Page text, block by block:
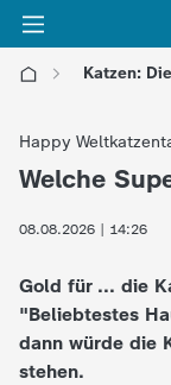
Katzen:
o
g
o
Happy
:
Welche
08.08.2026 | 14:26
Gold für ... die
"Beliebtestes
dann würde die
stehen.